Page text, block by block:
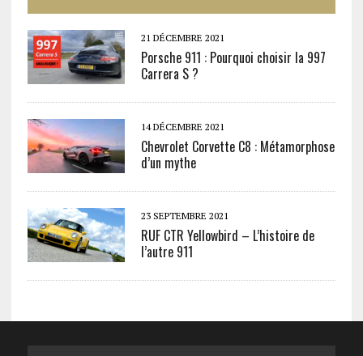
21 DÉCEMBRE 2021
Porsche 911 : Pourquoi choisir la 997
Carrera S ?
14 DÉCEMBRE 2021
Chevrolet Corvette C8 : Métamorphose
d’un mythe
23 SEPTEMBRE 2021
RUF CTR Yellowbird – L’histoire de
l’autre 911